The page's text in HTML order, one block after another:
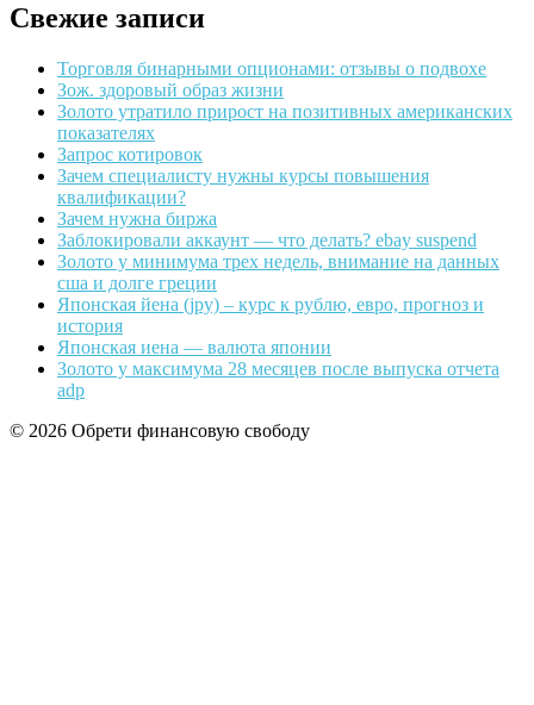
Свежие записи
Торговля бинарными опционами: отзывы о подвохе
Зож. здоровый образ жизни
Золото утратило прирост на позитивных американских
показателях
Запрос котировок
Зачем специалисту нужны курсы повышения
квалификации?
Зачем нужна биржа
Заблокировали аккаунт — что делать? ebay suspend
Золото у минимума трех недель, внимание на данных
сша и долге греции
Японская йена (jpy) – курс к рублю, евро, прогноз и
история
Японская иена — валюта японии
Золото у максимума 28 месяцев после выпуска отчета
adp
© 2026 Обрети финансовую свободу